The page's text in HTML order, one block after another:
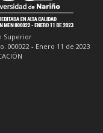
Superior
000022 - Enero 11 de 2023